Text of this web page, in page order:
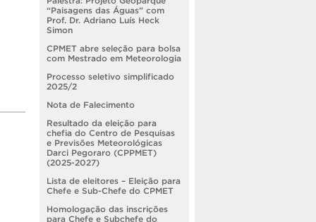
“Paisagens das Águas” com
Prof. Dr. Adriano Luís Heck
Simon
CPMET abre seleção para bolsa
com Mestrado em Meteorologia
Processo seletivo simplificado
2025/2
Nota de Falecimento
Resultado da eleição para
chefia do Centro de Pesquisas
e Previsões Meteorológicas
Darci Pegoraro (CPPMET)
(2025-2027)
Lista de eleitores – Eleição para
Chefe e Sub-Chefe do CPMET
Homologação das inscrições
para Chefe e Subchefe do